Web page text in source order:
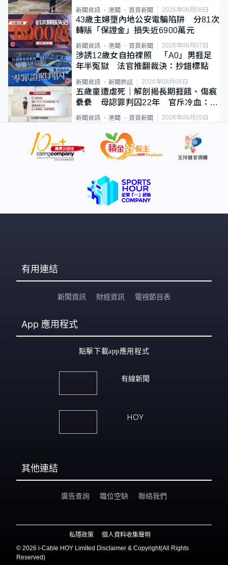
斃
新聞資訊 港聞 首頁新聞 2026年08月08日
43歲主婦墮內地公安電騙陷阱 分81次
轉賬「保證金」損失近6900萬元
新聞資訊 港聞 首頁新聞 2026年08月07日
涉誘12歲女自拍祼照 「A0」男捱足
年半冤獄 法官推翻裁決：抄錯標點
新聞資訊 新聞熱話 2026年08月06日
五歲童遭虐死｜解剖揭長期捱餓、傷痕
纍纍 母認罪判囚22年 官斥冷血：同
類案最惡劣
新聞資訊 港聞 首頁新聞 2026年08月05日
有用連結
新聞資訊 財經資訊 電視節目表
App 應用程式
點擊下載app應用程式
有線新聞
HOY
其他連結
廣告查詢 職位空缺 聯絡我們
私隱政策
個人資料收集聲明
© 2026 i-Cable HOY Limited Disclaimer & Copyright(All Rights
Reserved)